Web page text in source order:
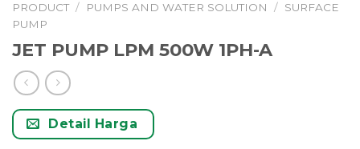
PRODUCT / PUMPS AND WATER SOLUTION / SURFACE
PUMP
JET PUMP LPM 500W 1PH-A
Detail Harga